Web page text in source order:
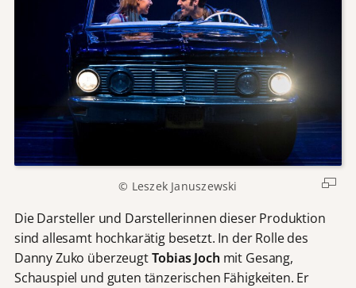
© Leszek Januszewski
Die Darsteller und Darstellerinnen dieser Produktion
sind allesamt hochkarätig besetzt. In der Rolle des
Danny Zuko überzeugtTobias Jochmit Gesang,
Schauspiel und guten tänzerischen Fähigkeiten. Er